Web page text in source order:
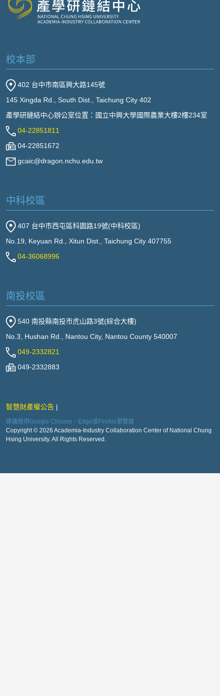
校本部
402 台中市南區興大路145號
145 Xingda Rd., South Dist., Taichung City 402
產學研鏈結中心辦公室位置：國立中興大學國際農業大樓2樓234室
04-22851811
04-22851672
gcaic@dragon.nchu.edu.tw
中科校區
407 台中市西屯區科園路19號(中科校區)
No.19, Keyuan Rd., Xitun Dist., Taichung City 407755
04-36068996
南投校區
540 南投縣南投市虎山路3號(綜合大樓)
No.3, Hushan Rd., Nantou City, Nantou County 540007
049-2332821
049-2332883
智慧財產權公告
建議使用Google Chrome、Edge或Firefox瀏覽器
Copyright © 2026 Academia-Industry Collaboration Center of National Chung
Hsing University. All Rights Reserved.